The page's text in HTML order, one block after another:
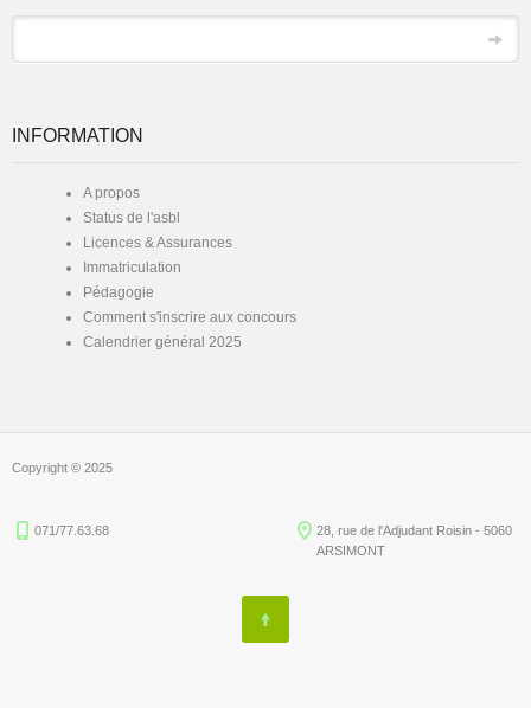
INFORMATION
A propos
Status de l'asbl
Licences & Assurances
Immatriculation
Pédagogie
Comment s'inscrire aux concours
Calendrier général 2025
Copyright © 2025
071/77.63.68
28, rue de l'Adjudant Roisin - 5060
ARSIMONT